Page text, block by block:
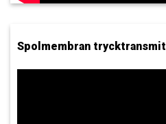
Spolmembran